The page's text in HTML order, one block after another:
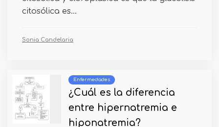
citosólica es...
Sonia Candelaria
Enfermedades
¿Cuál es la diferencia
entre hipernatremia e
hiponatremia?